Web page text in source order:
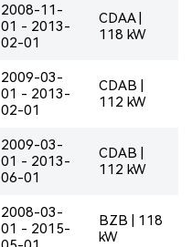
2008-11-
01 - 2013-
02-01
CDAA |
118 kW
2009-03-
01 - 2013-
02-01
CDAB |
112 kW
2009-03-
01 - 2013-
06-01
CDAB |
112 kW
2008-03-
01 - 2015-
BZB | 118
kW